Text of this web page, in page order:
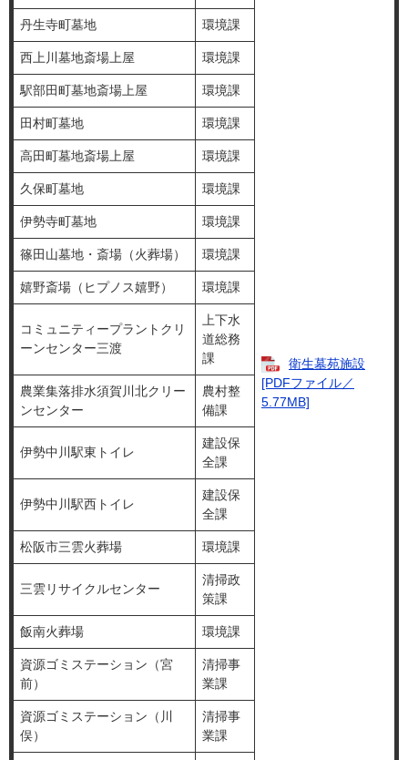
衛生墓苑施設
[PDFファイル／
5.77MB]
丹生寺町墓地 環境課
西上川墓地斎場上屋 環境課
駅部田町墓地斎場上屋 環境課
田村町墓地 環境課
高田町墓地斎場上屋 環境課
久保町墓地 環境課
伊勢寺町墓地 環境課
篠田山墓地・斎場（火葬場） 環境課
嬉野斎場（ヒプノス嬉野） 環境課
コミュニティープラントクリ
ーンセンター三渡
上下水
道総務
課
農業集落排水須賀川北クリー
ンセンター
農村整
備課
伊勢中川駅東トイレ
建設保
全課
伊勢中川駅西トイレ
建設保
全課
松阪市三雲火葬場 環境課
三雲リサイクルセンター
清掃政
策課
飯南火葬場 環境課
資源ゴミステーション（宮
前）
清掃事
業課
資源ゴミステーション（川
俣）
清掃事
業課